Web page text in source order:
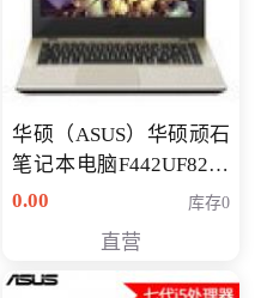
华硕（ASUS）华硕顽石
笔记本电脑F442UF8250
八代独显轻薄办公商务
0.00 库存0
直营